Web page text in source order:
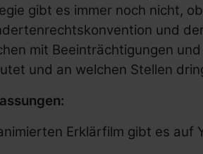
gibt es immer noch nicht,
und
mit Beeinträchtigungen
und an welchen Stellen
Erklärfilm gibt es auf